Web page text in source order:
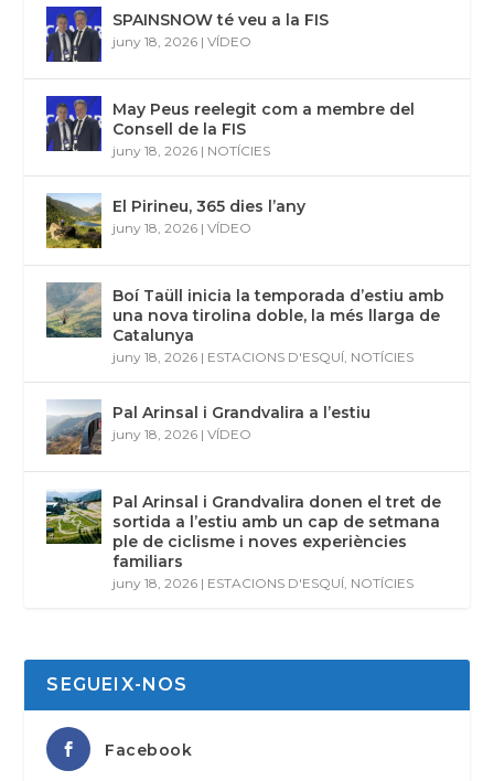
SPAINSNOW té veu a la FIS
juny 18, 2026 |VÍDEO
May Peus reelegit com a membre del
Consell de la FIS
juny 18, 2026 | NOTÍCIES
El Pirineu, 365 dies l’any
juny 18, 2026 |VÍDEO
Boí Taüll inicia la temporada d’estiu amb
una nova tirolina doble, la més llarga de
Catalunya
juny 18, 2026 | ESTACIONS D'ESQUÍ, NOTÍCIES
Pal Arinsal i Grandvalira a l’estiu
juny 18, 2026 |VÍDEO
Pal Arinsal i Grandvalira donen el tret de
sortida a l’estiu amb un cap de setmana
ple de ciclisme i noves experiències
familiars
juny 18, 2026 | ESTACIONS D'ESQUÍ, NOTÍCIES
SEGUEIX-NOS
Facebook